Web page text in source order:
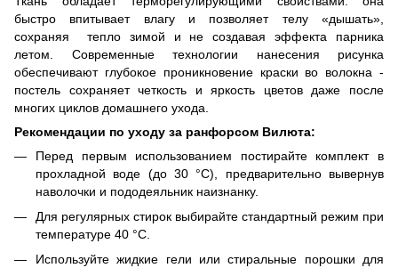
быстро впитывает влагу и позволяет телу «дышать»,
сохраняя тепло зимой и не создавая эффекта парника
летом. Современные технологии нанесения рисунка
обеспечивают глубокое проникновение краски во волокна -
постель сохраняет четкость и яркость цветов даже после
многих циклов домашнего ухода.
Рекомендации по уходу за ранфорсом Вилюта:
Перед первым использованием постирайте комплект в
прохладной воде (до 30 °C), предварительно вывернув
наволочки и пододеяльник наизнанку.
Для регулярных стирок выбирайте стандартный режим при
температуре 40 °C.
Используйте жидкие гели или стиральные порошки для